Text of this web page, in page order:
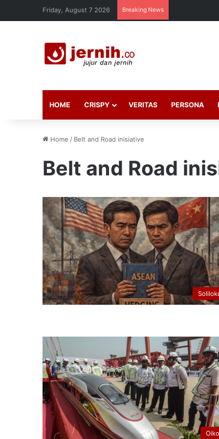
Friday, August 7 2026 Breaking News
HOME CRISPY VERITAS PERSONA
Home / Belt and Road inisiative
Belt and Road